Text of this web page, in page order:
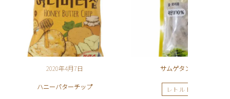
2020年4月7日
ハニーバターチップ
サムゲタン用 材料
レトルト・素